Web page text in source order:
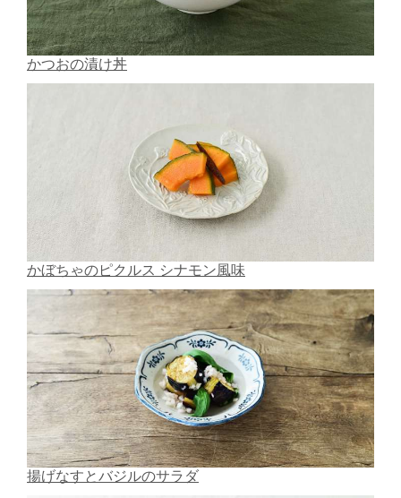
かつおの漬け丼
かぼちゃのピクルス シナモン風味
揚げなすとバジルのサラダ